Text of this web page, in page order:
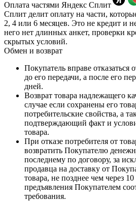
Оплата частями Яндекс Сплит
Сплит делит оплату на части,
2, 4 или 6 месяцев. Это не кредит и
него нет длинных анкет, проверки
скрытых условий.
Обмен и возврат
Покупатель вправе отказаться
до его передачи, а после его
дней.
Возврат товара надлежащего
случае если сохранены его
потребительские свойства, а
подтверждающий факт и
товара.
При отказе потребителя от
возвратить Покупателю
последнему по договору, за
продавца на доставку от
товара, не позднее чем через
предъявления Покупателем
требования.